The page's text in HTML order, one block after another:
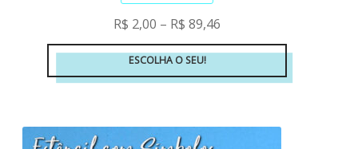
R$ 2,00 – R$ 89,46
ESCOLHA O SEU!